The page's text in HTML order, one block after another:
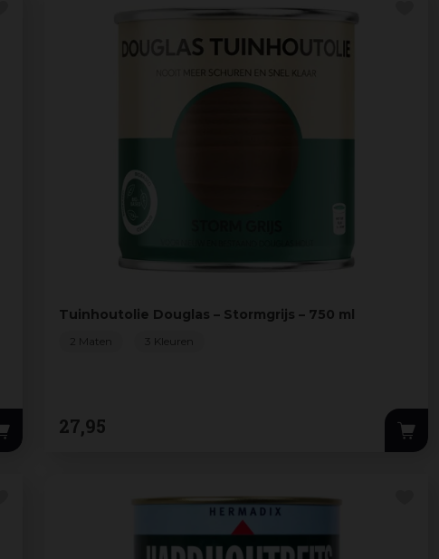
Tuinhoutolie Douglas – Stormgrijs – 750 ml
27,95
2 Maten 3 Kleuren